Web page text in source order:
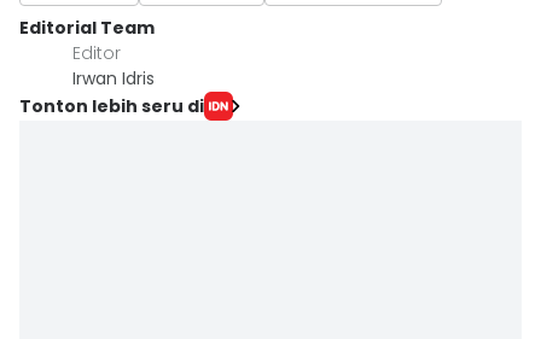
Editorial Team
Editor
Irwan Idris
Tonton lebih seru di